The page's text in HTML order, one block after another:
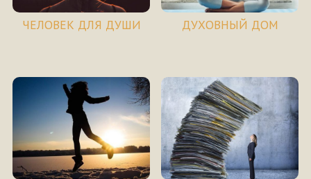
ЧЕЛОВЕК ДЛЯ ДУШИ ДУХОВНЫЙ ДОМ